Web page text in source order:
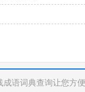
成语词典查询让您方